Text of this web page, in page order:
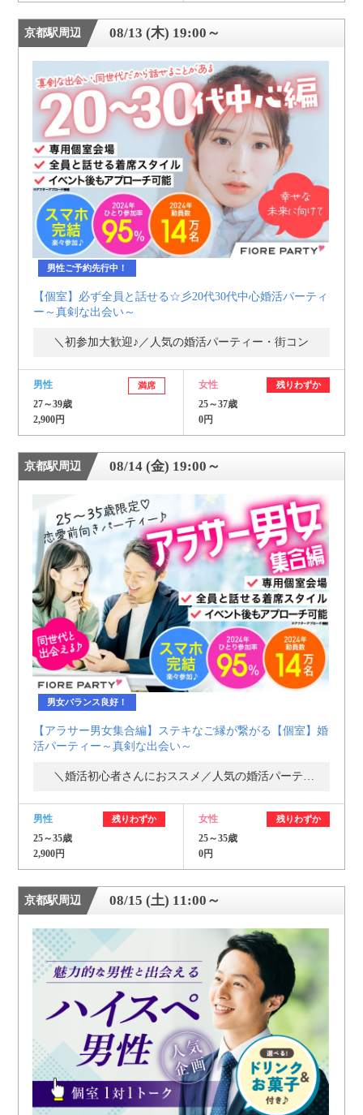
京都駅周辺 08/13 (木) 19:00～
男性ご予約先行中！
【個室】必ず全員と話せる☆彡20代30代中心婚活パーティ
ー～真剣な出会い～
＼初参加大歓迎♪／人気の婚活パーティー・街コン
男性 満席
27～39歳
2,900円
女性 残りわずか
25～37歳
0円
京都駅周辺 08/14 (金) 19:00～
男女バランス良好！
【アラサー男女集合編】ステキなご縁が繋がる【個室】婚
活パーティー～真剣な出会い～
男性 残りわずか
25～35歳
2,900円
女性 残りわずか
25～35歳
0円
京都駅周辺 08/15 (土) 11:00～